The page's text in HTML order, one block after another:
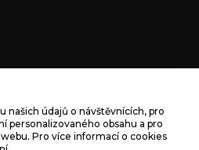
130 00 Praha 3, IČ: 05228972,
vedeném Městským soudem v
našich údajů o návštěvnících, pro
personalizovaného obsahu a pro
Pro více informací o cookies